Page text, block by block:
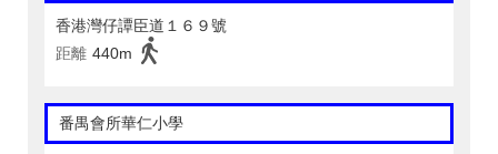
香港灣仔譚臣道１６９號
距離 440m
番禺會所華仁小學